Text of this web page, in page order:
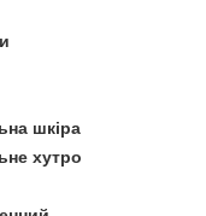
шкіра
хутро